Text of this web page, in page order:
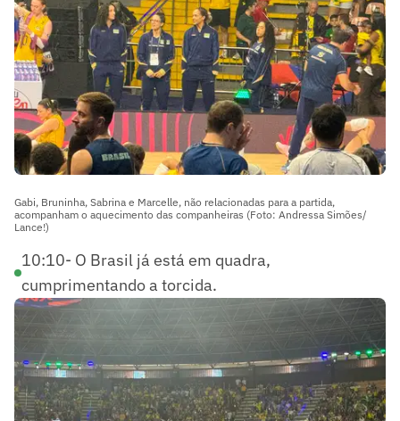
Gabi, Bruninha, Sabrina e Marcelle, não relacionadas para a partida,
acompanham o aquecimento das companheiras (Foto: Andressa Simões/
Lance!)
10:10- O Brasil já está em quadra,
cumprimentando a torcida.